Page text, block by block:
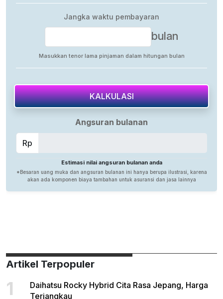
Artikel Terpopuler
1
Daihatsu Rocky Hybrid Cita Rasa Jepang, Harga
Terjangkau